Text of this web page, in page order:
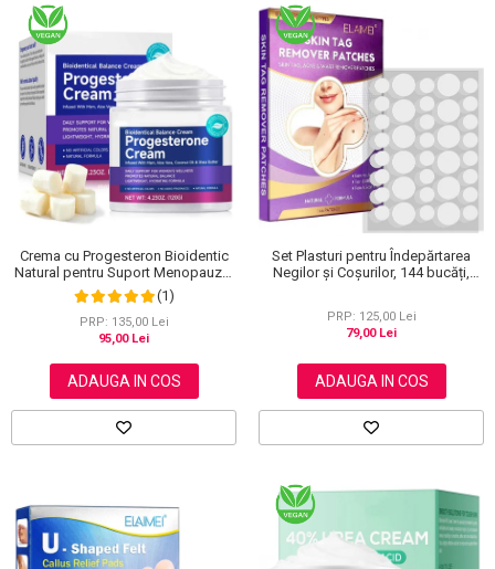
Crema cu Progesteron Bioidentic
Natural pentru Suport Menopauza,
Menstruatie si Echilibru Hormonal,
120 g
(1)
PRP: 135,00 Lei
95,00 Lei
ADAUGA IN COS
Set Plasturi pentru Îndepărtarea
Negilor și Coșurilor, 144 bucăți,
PRP: 125,00 Lei
79,00 Lei
ADAUGA IN COS